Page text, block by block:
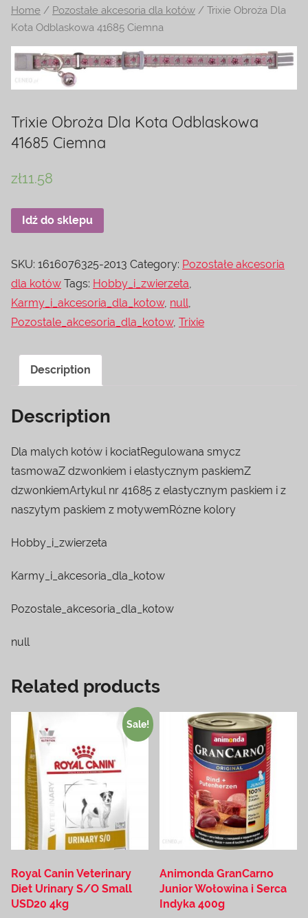
na
temat
terrarystyki
akwarystyki.
Home / Pozostałe akcesoria dla kotów / Trixie Obroża Dla
Kota Odblaskowa 41685 Ciemna
Trixie Obroża Dla Kota Odblaskowa
41685 Ciemna
zł11.58
Idź do sklepu
SKU: 1616076325-2013 Category: Pozostałe akcesoria
dla kotów Tags: Hobby_i_zwierzeta,
Karmy_i_akcesoria_dla_kotow, null,
Pozostale_akcesoria_dla_kotow, Trixie
Description
Description
Dla malych kotów i kociatRegulowana smycz
tasmowaZ dzwonkiem i elastycznym paskiemZ
dzwonkiemArtykul nr 41685 z elastycznym paskiem i z
naszytym paskiem z motywemRózne kolory
Hobby_i_zwierzeta
Karmy_i_akcesoria_dla_kotow
Pozostale_akcesoria_dla_kotow
null
Related products
Sale!
Royal Canin Veterinary
Diet Urinary S/O Small
USD20 4kg
Animonda GranCarno
Junior Wołowina i Serca
Indyka 400g